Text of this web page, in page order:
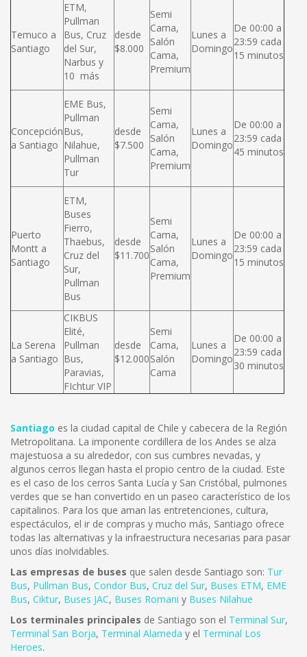
Temuco a
Santiago
ETM,
Pullman
Bus, Cruz
del Sur,
Narbus y
10 más
desde
$8.000
Semi
Cama,
Salón
Cama,
Premium
Lunes a
Domingo
De 00:00 a
23:59 cada
15 minutos
Concepción
a Santiago
EME Bus,
Pullman
Bus,
Nilahue,
Pullman
Tur
desde
$7.500
Semi
Cama,
Salón
Cama,
Premium
Lunes a
Domingo
De 00:00 a
23:59 cada
45 minutos
Puerto
Montt a
Santiago
ETM,
Buses
Fierro,
Thaebus,
Cruz del
Sur,
Pullman
Bus
desde
$11.700
Semi
Cama,
Salón
Cama,
Premium
Lunes a
Domingo
De 00:00 a
23:59 cada
15 minutos
La Serena
a Santiago
CIKBUS
Elité,
Pullman
Bus,
Paravias,
FIchtur VIP
desde
$12.000
Semi
Cama,
Salón
Cama
Lunes a
Domingo
De 00:00 a
23:59 cada
30 minutos
Santiago es la ciudad capital de Chile y cabecera de la Región
Metropolitana. La imponente cordillera de los Andes se alza
majestuosa a su alrededor, con sus cumbres nevadas, y
algunos cerros llegan hasta el propio centro de la ciudad. Este
es el caso de los cerros Santa Lucía y San Cristóbal, pulmones
verdes que se han convertido en un paseo característico de los
capitalinos. Para los que aman las entretenciones, cultura,
espectáculos, el ir de compras y mucho más, Santiago ofrece
todas las alternativas y la infraestructura necesarias para pasar
unos días inolvidables.
Las empresas de buses que salen desde Santiago son: Tur
Bus, Pullman Bus, Condor Bus, Cruz del Sur, Buses ETM, EME
Bus, Ciktur, Buses JAC, Buses Romani y Buses Nilahue
Los terminales principales de Santiago son el Terminal Sur,
Terminal San Borja, Terminal Alameda y el Terminal Los
Heroes.